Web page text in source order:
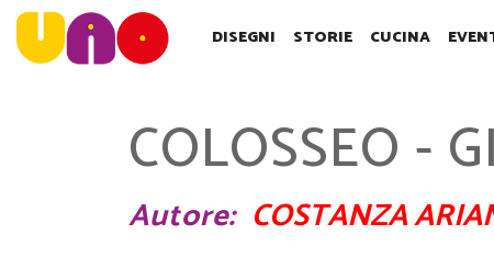
SALTA
CONTENUTO
DISEGNI STORIE CUCINA
COLOSSEO -
Autore COSTANZA